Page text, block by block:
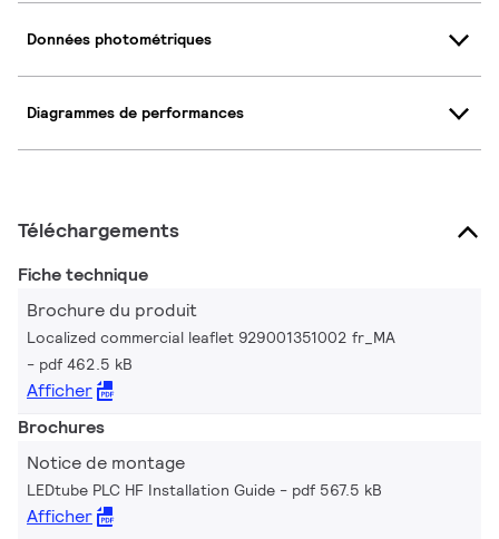
Données photométriques
Diagrammes de performances
Téléchargements
Fiche technique
Brochure du produit
Localized commercial leaflet 929001351002 fr_MA
pdf 462.5 kB
Afficher
Brochures
Notice de montage
LEDtube PLC HF Installation Guide pdf 567.5 kB
Afficher